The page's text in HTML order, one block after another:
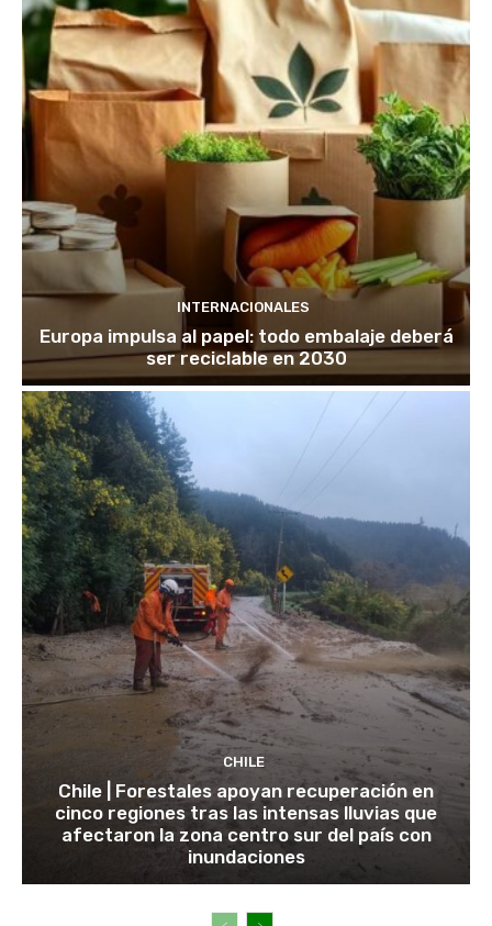
INTERNACIONALES
Europa impulsa al papel: todo embalaje deberá
ser reciclable en 2030
CHILE
Chile | Forestales apoyan recuperación en
cinco regiones tras las intensas lluvias que
afectaron la zona centro sur del país con
inundaciones